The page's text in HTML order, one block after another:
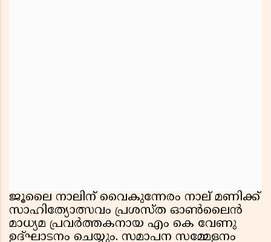
ജൂലൈ നാലിന് വൈകുന്നേരം നാല് മണിക്ക്
സാഹിത്യോത്സവം പ്രശസ്ത ഓൺലൈൻ
മാധ്യമ പ്രവർത്തകനായ എം കെ വേണു
ഉദ്ഘാടനം ചെയ്യും. സമാപന സമ്മേളനം